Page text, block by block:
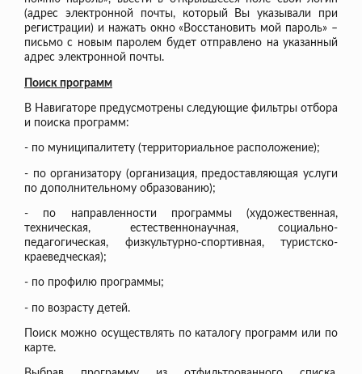
(адрес электронной почты, который Вы указывали при
регистрации) и нажать окно «Восстановить мой пароль» –
письмо с новым паролем будет отправлено на указанный
адрес электронной почты.
Поиск программ
В Навигаторе предусмотрены следующие фильтры отбора
и поиска программ:
- по муниципалитету (территориальное расположение);
- по организатору (организация, предоставляющая услуги
по дополнительному образованию);
- по направленности программы (художественная,
техническая, естественнонаучная, социально-
педагогическая, физкультурно-спортивная, туристско-
краеведческая);
- по профилю программы;
- по возрасту детей.
Поиск можно осуществлять по каталогу программ или по
карте.